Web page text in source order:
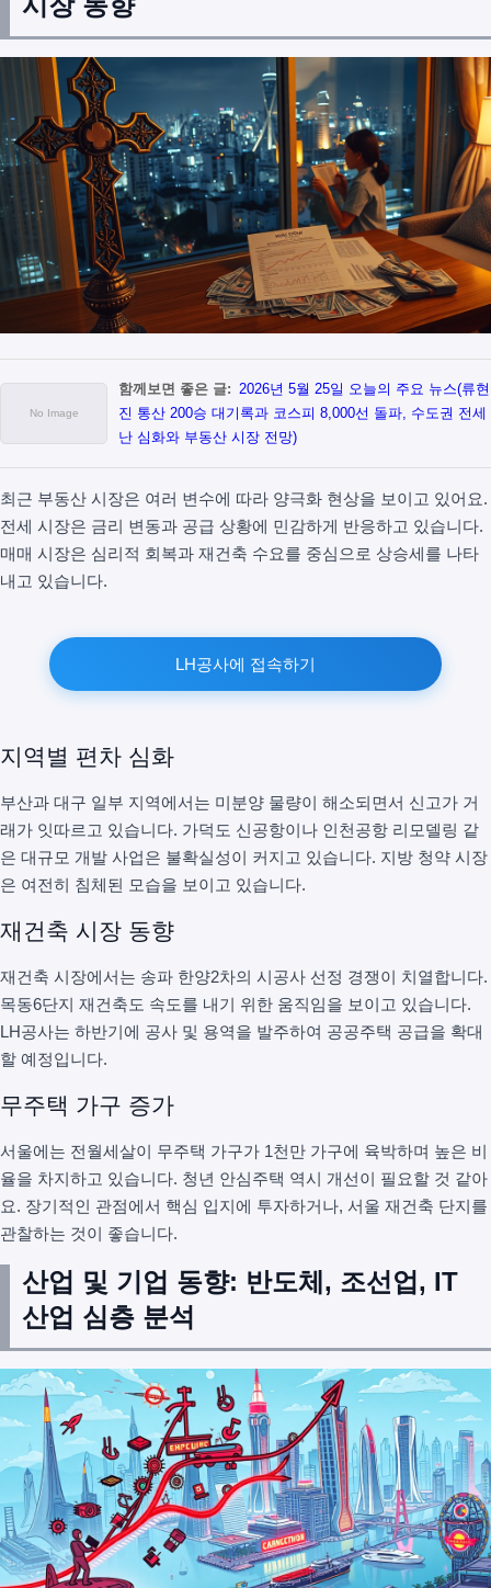
함께보면 좋은 글: 2026년 5월 25일 오늘의 주요 뉴스(류현
진 통산 200승 대기록과 코스피 8,000선 돌파, 수도권 전세
난 심화와 부동산 시장 전망)
최근 부동산 시장은 여러 변수에 따라 양극화 현상을 보이고 있어요.
전세 시장은 금리 변동과 공급 상황에 민감하게 반응하고 있습니다.
매매 시장은 심리적 회복과 재건축 수요를 중심으로 상승세를 나타
내고 있습니다.
LH공사에 접속하기
지역별 편차 심화
부산과 대구 일부 지역에서는 미분양 물량이 해소되면서 신고가 거
래가 잇따르고 있습니다. 가덕도 신공항이나 인천공항 리모델링 같
은 대규모 개발 사업은 불확실성이 커지고 있습니다. 지방 청약 시장
은 여전히 침체된 모습을 보이고 있습니다.
재건축 시장 동향
재건축 시장에서는 송파 한양2차의 시공사 선정 경쟁이 치열합니다.
목동6단지 재건축도 속도를 내기 위한 움직임을 보이고 있습니다.
LH공사는 하반기에 공사 및 용역을 발주하여 공공주택 공급을 확대
할 예정입니다.
무주택 가구 증가
서울에는 전월세살이 무주택 가구가 1천만 가구에 육박하며 높은 비
율을 차지하고 있습니다. 청년 안심주택 역시 개선이 필요할 것 같아
요. 장기적인 관점에서 핵심 입지에 투자하거나, 서울 재건축 단지를
관찰하는 것이 좋습니다.
산업 및 기업 동향: 반도체, 조선업, IT
산업 심층 분석